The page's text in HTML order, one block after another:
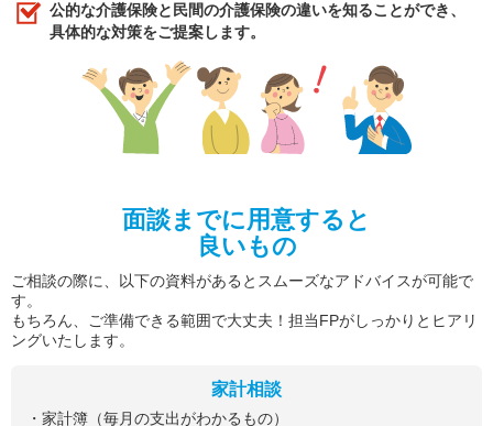
公的な介護保険と民間の介護保険の違いを知ることができ、
具体的な対策をご提案します。
面談までに用意すると
良いもの
ご相談の際に、以下の資料があるとスムーズなアドバイスが可能で
す。
もちろん、ご準備できる範囲で大丈夫！担当FPがしっかりとヒアリ
ングいたします。
家計相談
・家計簿（毎月の支出がわかるもの）